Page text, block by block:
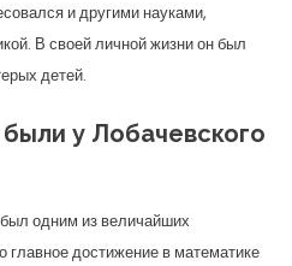
и другими науками,
В своей личной жизни он был
детей.
у Лобачевского
одним из величайших
главное достижение в математике